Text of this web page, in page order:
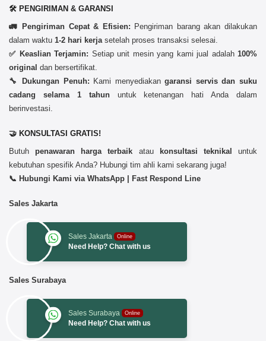
🛠️ PENGIRIMAN & GARANSI
🚛 Pengiriman Cepat & Efisien: Pengiriman barang akan dilakukan
dalam waktu 1-2 hari kerjasetelah proses transaksi selesai.
✅ Keaslian Terjamin: Setiap unit mesin yang kami jual adalah100%
original dan bersertifikat.
🔧 Dukungan Penuh: Kami menyediakangaransi servis dan suku
cadang selama 1 tahununtuk ketenangan hati Anda dalam
berinvestasi.
🤝 KONSULTASI GRATIS!
Butuh penawaran harga terbaik atau konsultasi teknikal
untuk
kebutuhan spesifik Anda? Hubungi tim ahli kami sekarang juga!
📞 Hubungi Kami via WhatsApp | Fast Respond Line
Sales Jakarta
Sales Jakarta Online
Need Help? Chat with us
Sales Surabaya
Sales Surabaya Online
Need Help? Chat with us